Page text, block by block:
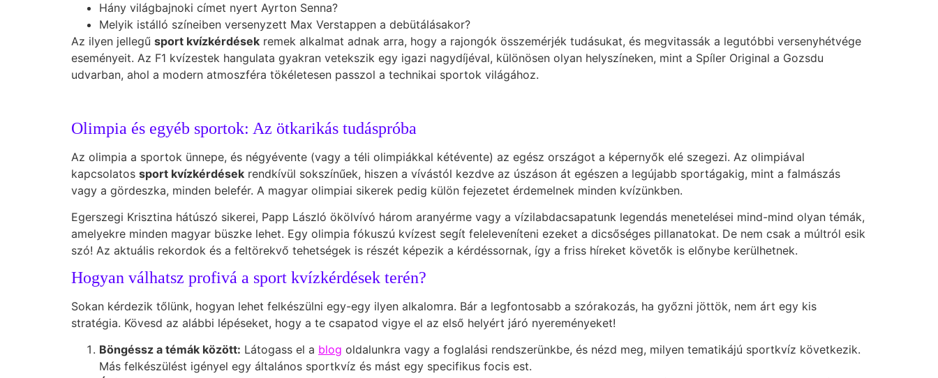
Hány világbajnoki címet nyert Ayrton Senna?
Melyik istálló színeiben versenyzett Max Verstappen a debütálásakor?
Az ilyen jellegű sport kvízkérdések remek alkalmat adnak arra, hogy a rajongók összemérjék tudásukat, és megvitassák a legutóbbi versenyhétvége
eseményeit. Az F1 kvízestek hangulata gyakran vetekszik egy igazi nagydíjéval, különösen olyan helyszíneken, mint a Spíler Original a Gozsdu
udvarban, ahol a modern atmoszféra tökéletesen passzol a technikai sportok világához.
Olimpia és egyéb sportok: Az ötkarikás tudáspróba
Az olimpia a sportok ünnepe, és négyévente (vagy a téli olimpiákkal kétévente) az egész országot a képernyők elé szegezi. Az olimpiával
kapcsolatos sport kvízkérdések rendkívül sokszínűek, hiszen a vívástól kezdve az úszáson át egészen a legújabb sportágakig, mint a falmászás
vagy a gördeszka, minden belefér. A magyar olimpiai sikerek pedig külön fejezetet érdemelnek minden kvízünkben.
Egerszegi Krisztina hátúszó sikerei, Papp László ökölvívó három aranyérme vagy a vízilabdacsapatunk legendás menetelései mind-mind olyan témák,
amelyekre minden magyar büszke lehet. Egy olimpia fókuszú kvízest segít feleleveníteni ezeket a dicsőséges pillanatokat. De nem csak a múltról esik
szó! Az aktuális rekordok és a feltörekvő tehetségek is részét képezik a kérdéssornak, így a friss híreket követők is előnybe kerülhetnek.
Hogyan válhatsz profivá a sport kvízkérdések terén?
Sokan kérdezik tőlünk, hogyan lehet felkészülni egy-egy ilyen alkalomra. Bár a legfontosabb a szórakozás, ha győzni jöttök, nem árt egy kis
stratégia. Kövesd az alábbi lépéseket, hogy a te csapatod vigye el az első helyért járó nyereményeket!
Böngéssz a témák között: Látogass el a blog oldalunkra vagy a foglalási rendszerünkbe, és nézd meg, milyen tematikájú sportkvíz következik.
Más felkészülést igényel egy általános sportkvíz és mást egy specifikus focis est.